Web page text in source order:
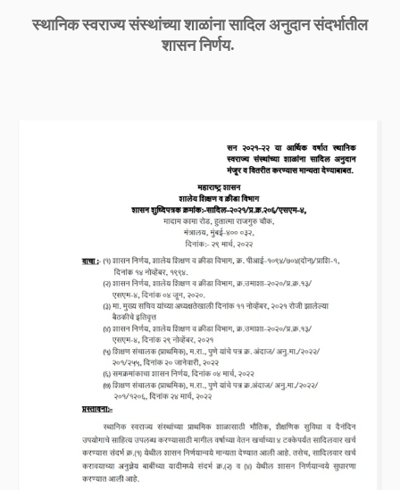
स्थानिक स्वराज्य संस्थांच्या शाळांना सादिल अनुदान संदर्भातील
शासन निर्णय.